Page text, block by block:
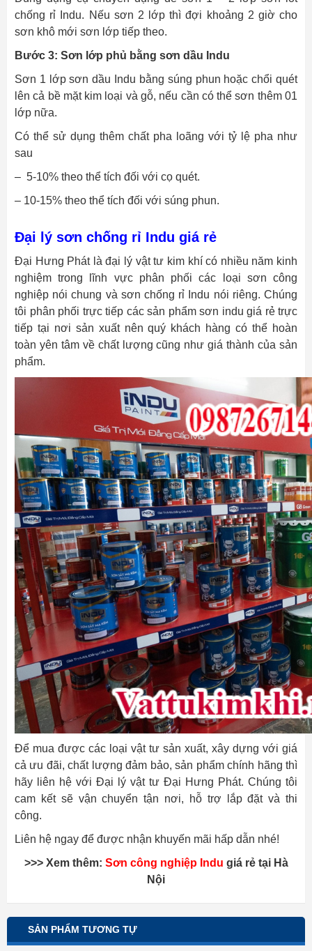
chống rỉ Indu. Nếu sơn 2 lớp thì đợi khoảng 2 giờ cho
sơn khô mới sơn lớp tiếp theo.
Bước 3: Sơn lớp phủ bằng sơn dầu Indu
Sơn 1 lớp sơn dầu Indu bằng súng phun hoặc chổi quét
lên cả bề mặt kim loại và gỗ, nếu cần có thể sơn thêm 01
lớp nữa.
Có thể sử dụng thêm chất pha loãng với tỷ lệ pha như
sau
– 5-10% theo thể tích đối với cọ quét.
– 10-15% theo thể tích đối với súng phun.
Đại lý sơn chống rỉ Indu giá rẻ
Đại Hưng Phát là đại lý vật tư kim khí có nhiều năm kinh
nghiệm trong lĩnh vực phân phối các loại sơn công
nghiệp nói chung và sơn chống rỉ Indu nói riêng. Chúng
tôi phân phối trực tiếp các sản phẩm sơn indu giá rẻ trực
tiếp tại nơi sản xuất nên quý khách hàng có thể hoàn
toàn yên tâm về chất lượng cũng như giá thành của sản
phẩm.
Để mua được các loại vật tư sản xuất, xây dựng với giá
cả ưu đãi, chất lượng đảm bảo, sản phẩm chính hãng thì
hãy liên hệ với Đại lý vật tư Đại Hưng Phát. Chúng tôi
cam kết sẽ vận chuyển tận nơi, hỗ trợ lắp đặt và thi
công.
Liên hệ ngay để được nhận khuyến mãi hấp dẫn nhé!
>>> Xem thêm: Sơn công nghiệp Indu giá rẻ tại Hà
Nội
SẢN PHẨM TƯƠNG TỰ